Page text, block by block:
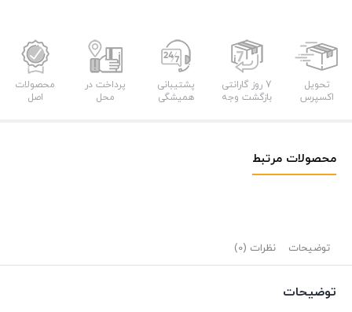
تحویل
اکسپرس
7 روز گارانتی
بازگشت وجه
پشتیبانی
همیشگی
پرداخت در
محل
محصولات
اصل
محصولات مرتبط
توضیحات نظرات (0)
توضیحات